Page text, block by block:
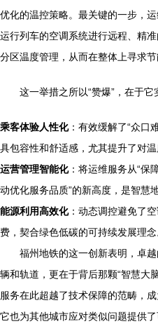
优化的温控策略。最关键的一步，
运行列车的空调系统进行远程、精
分区温度管理，从而在整体上寻求节
这一举措之所以“赞爆”，在于它
乘客体验人性化：有效缓解了“众口
具包容性和舒适感，尤其提升了对温
运营管理智能化：将运维服务从“保
动优化服务品质”的新高度，是智慧
能源利用高效化：动态调控避免了
费，契合绿色低碳的可持续发展理念
福州地铁的这一创新表明，卓
辆和轨道，更在于背后那颗“智慧大
服务在此超越了技术保障的范畴，
它也为其他城市应对类似问题提供